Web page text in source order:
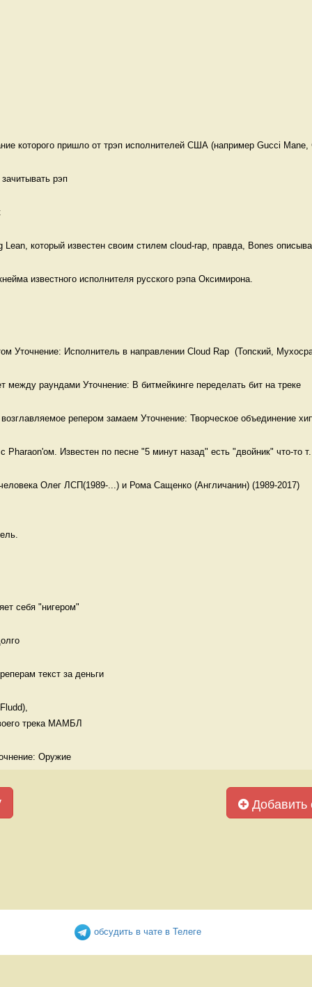
которого пришло от трэп исполнителей США (например Gucci Mane,
рэп
Lean, который известен своим стилем cloud-rap, правда, Bones
известного исполнителя русского рэпа Оксимирона.
Уточнение: Исполнитель в направлении Cloud Rap  (Топский,
между раундами Уточнение: В битмейкинге переделать бит на треке
репером замаем Уточнение: Творческое объединение
Pharaon'ом. Известен по песне "5 минут назад" есть "двойник" что-то
Олег ЛСП(1989-...) и Рома Сащенко (Англичанин) (1989-2017)
себя "нигером"
текст за деньги
трека МАМБЛ
Оружие
Добавить
обсудить в чате в Телеге